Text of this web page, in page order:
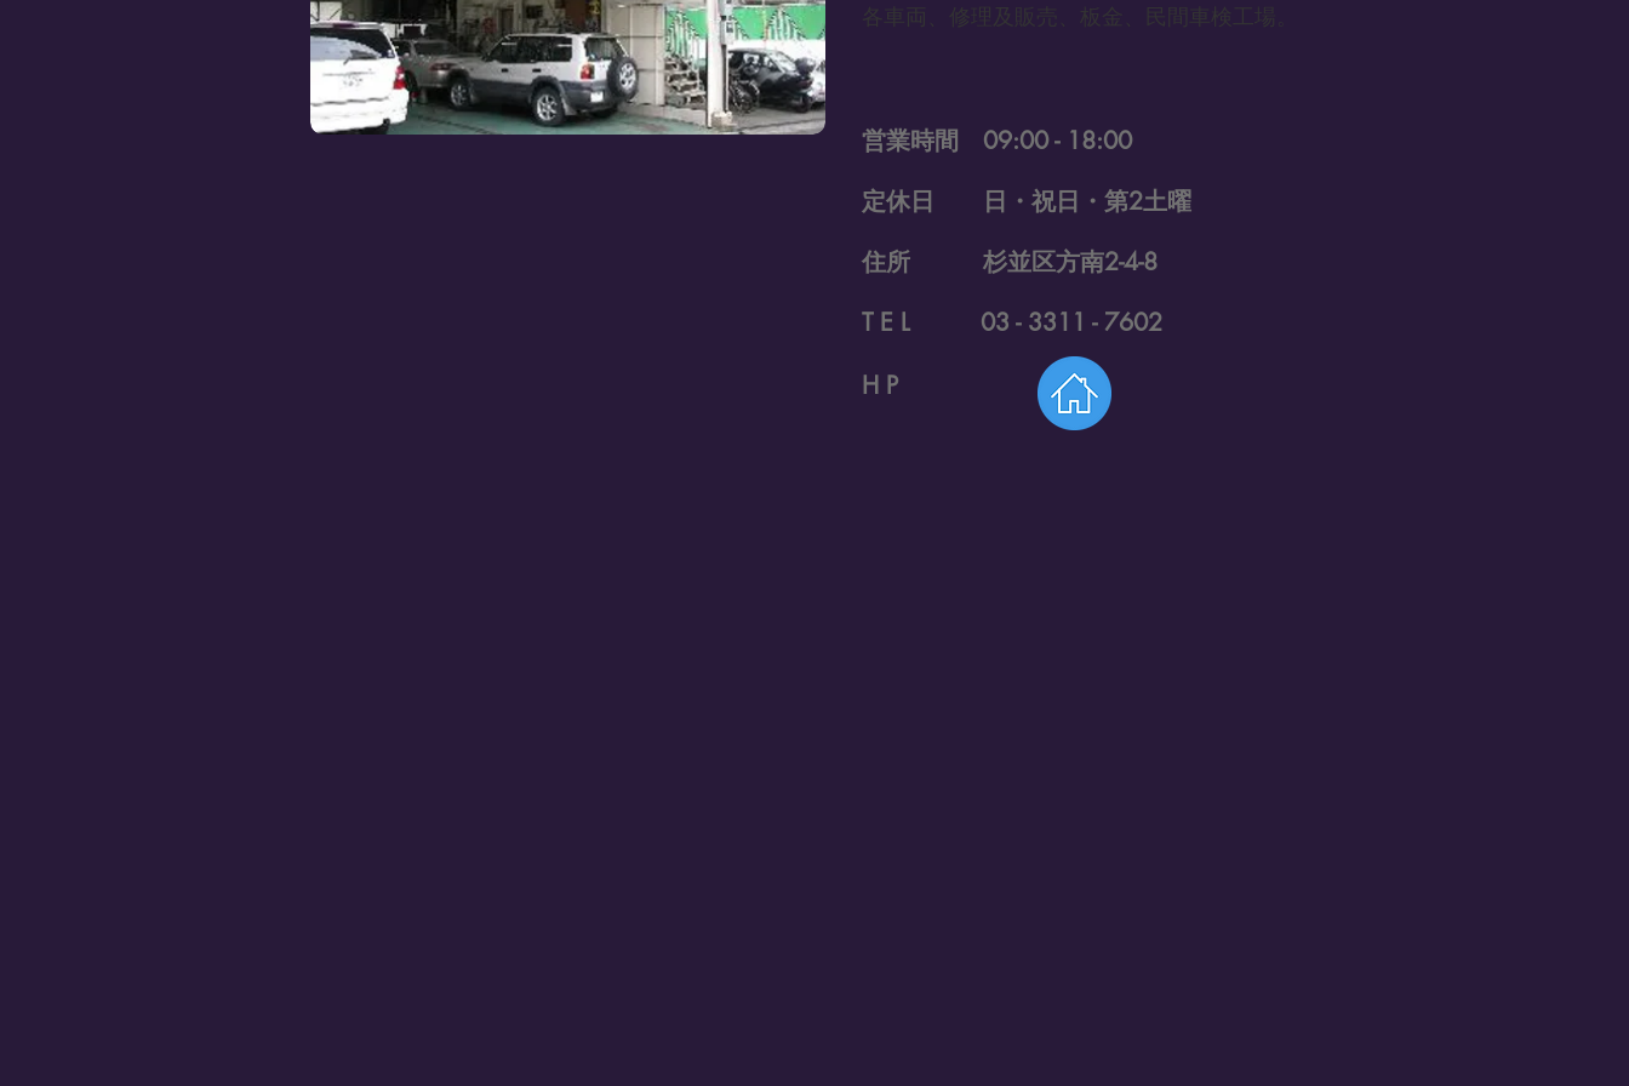
各車両、修理及販売、板金、民間車検工場。
営業時間 09:00 - 18:00
定休日 日・祝日・第2土曜
住所 杉並区方南2-4-8
T E L 03 - 3311 - 7602
H P